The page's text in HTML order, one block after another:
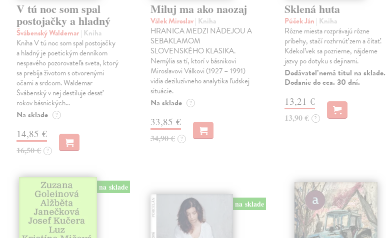
V tú noc som spal
postojačky a hladný
Švábenský Waldemar| Kniha
Kniha V tú noc som spal postojačky
a hladný je poetickým denníkom
nespavého pozorovateľa sveta, ktorý
sa prebíja životom s otvorenými
očami a srdcom. Waldemar
Švábenský v nej destiluje desať
rokov básnických…
Na sklade ?
14,85 €
16,50 € ?
Miluj ma ako naozaj
Válek Miroslav| Kniha
HRANICA MEDZI NÁDEJOU A
SEBAKLAMOM
SLOVENSKÉHO KLASIKA.
Nemýlia sa tí, ktorí v básnikovi
Miroslavovi Válkovi (1927 – 1991)
vidia deziluzívneho analytika ľudskej
situácie.
Na sklade ?
33,85 €
34,90 € ?
Sklená huta
Púček Ján | Kniha
Rôzne miesta rozprávajú rôzne
príbehy, stačí rozhrnúť zem a čítať.
Kdekoľvek sa pozrieme, nájdeme
jazvy po dotyku s dejinami.
Dodávateľ nemá titul na sklade.
Dodanie do cca. 30 dní.
13,21 €
13,90 € ?
na sklade
na sklade